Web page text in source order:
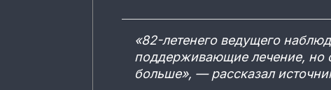
«82-летенего ведущего
поддерживающие лечение, но
больше», — рассказал